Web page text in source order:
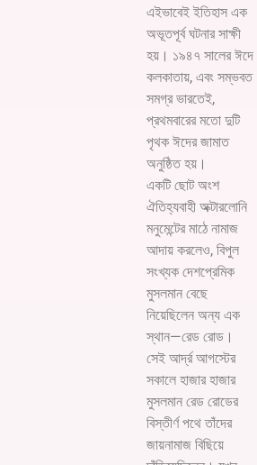
এইভাবেই ইতিহাস এক
অভূতপূর্ব ঘটনার সাক্ষী
হয়। ১৯৪৭ সালের ঈদে
কলকাতায়, এবং সম্ভবত
সমগ্র ভারতেই,
প্রথমবারের মতো দুটি
পৃথক ঈদের জামাত
অনুষ্ঠিত হয়।
একটি ছোট অংশ
ঐতিহ্যবাহী অক্টারলোনি
মনুমেন্টের মাঠে নামাজ
আদায় করলেও, বিপুল
সংখ্যক দেশপ্রেমিক
মুসলমান বেছে
নিয়েছিলেন অন্য এক
স্থান—রেড রোড।
সেই আর্দ্র আগস্টের
সকালে হাজার হাজার
মুসলমান রেড রোডের
বিস্তীর্ণ পথে তাঁদের
জায়নামাজ বিছিয়ে